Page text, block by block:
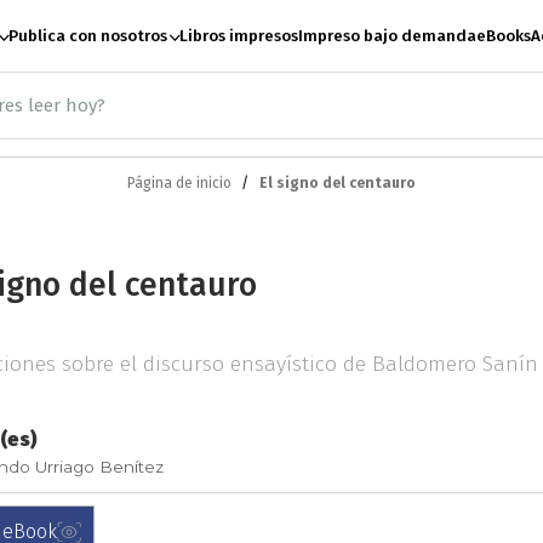
Publica con nosotros Libros impresosImpreso bajo demandaeBooks
Artes escénicas
paz
Derecho
Página de inicio El signo del centauro
del centauro
sobre el discurso ensayístico de Baldomero Sanín
Urriago Benítez